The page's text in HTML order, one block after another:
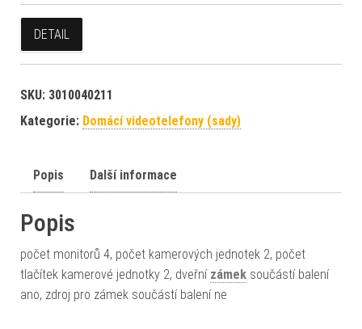
DETAIL
SKU: 3010040211
Kategorie: Domácí videotelefony (sady)
Popis Další informace
Popis
počet monitorů 4, počet kamerových jednotek 2, počet
tlačítek kamerové jednotky 2, dveřní zámek součástí balení
ano, zdroj pro zámek součástí balení ne